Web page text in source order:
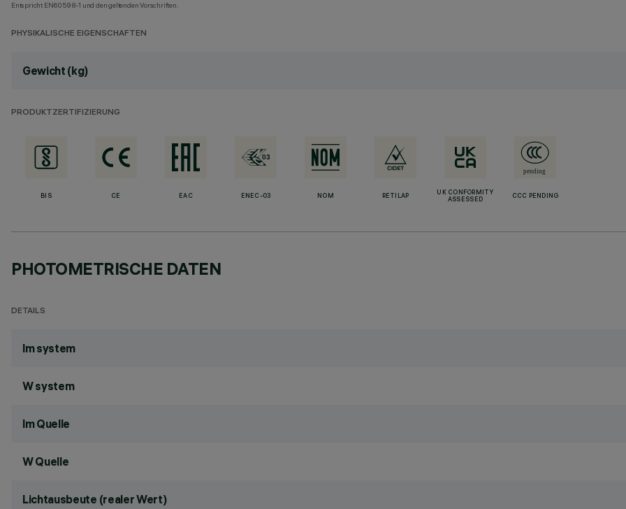
Entspricht EN60598-1 und den geltenden Vorschriften.
PHYSIKALISCHE EIGENSCHAFTEN
Gewicht (kg)
PRODUKTZERTIFIZIERUNG
BIS CE EAC ENEC-03 NOM RETILAP
UK CONFORMITY
ASSESSED
CCC PENDING
PHOTOMETRISCHE DATEN
DETAILS
lm system
W system
lm Quelle
W Quelle
Lichtausbeute (realer Wert)